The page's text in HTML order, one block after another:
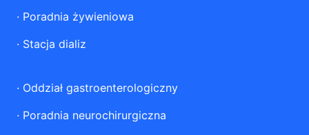
· Poradnia żywieniowa
· Stacja dializ
· Oddział gastroenterologiczny
· Poradnia neurochirurgiczna